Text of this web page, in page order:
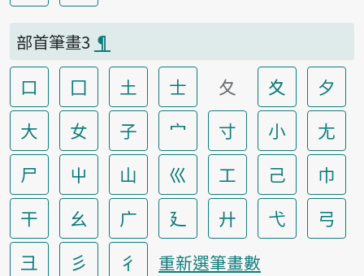
部首筆畫3 ¶
口 囗 土 士 夂 夊
夕
大
女 子 宀 寸 小
尢
尸
屮 山 巛 工 己
巾
干
幺 广 廴 廾 弋
弓
彐
彡 彳 重新選筆畫數